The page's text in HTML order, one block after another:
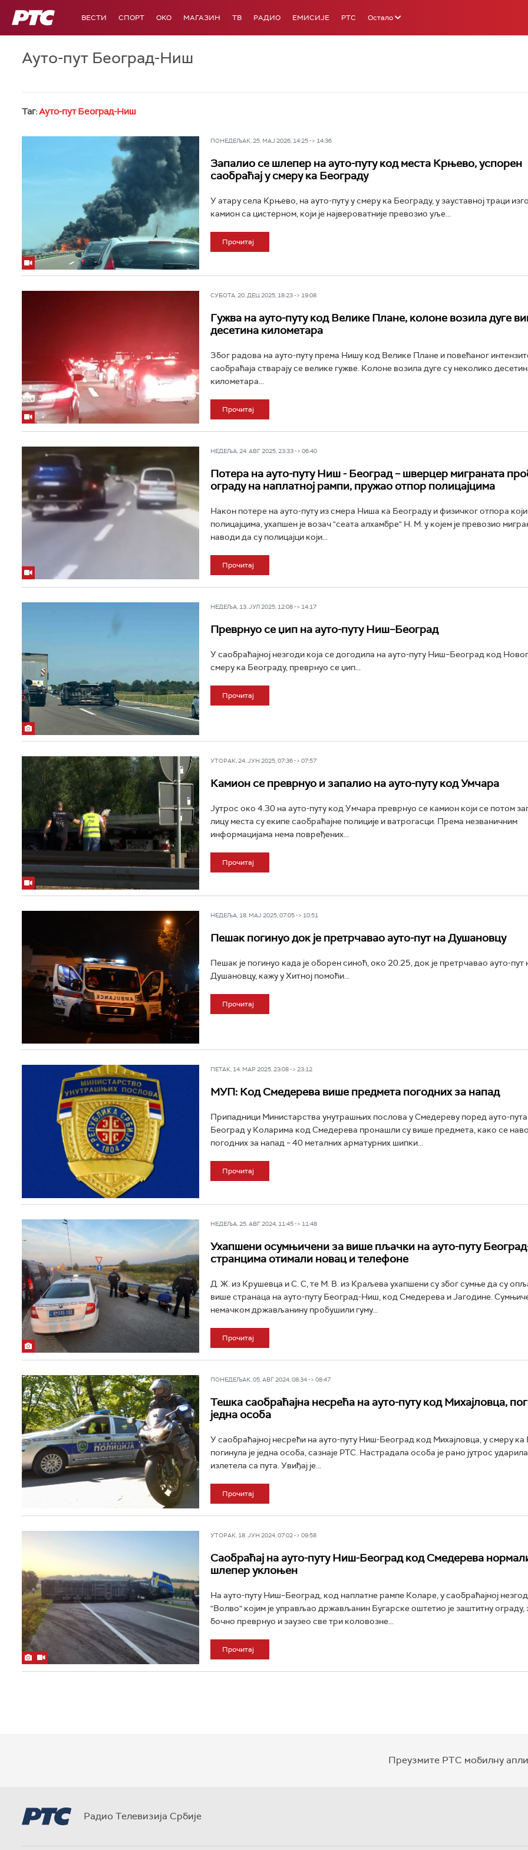
РТС ВЕСТИ СПОРТ OKO МАГАЗИН ТВ РАДИО ЕМИСИЈЕ РТС Остало
Ауто-пут Београд-Ниш
Таг:Ауто-пут Београд-Ниш
ПОНЕДЕЉАК, 25. МАЈ 2026, 14:25 -> 14:36
Запалио се шлепер на ауто-путу код места Крњево, успорен
саобраћај у смеру ка Београду
У атару села Крњево, на ауто-путу у смеру ка Београду, у зауставној траци
камион са цистерном, који је највероватније превозио уље...
Прочитај
СУБОТА, 20. ДЕЦ 2025, 18:23 -> 19:08
Гужва на ауто-путу код Велике Плане, колоне возила дуге
десетина километара
Због радова на ауто-путу према Нишу код Велике Плане и повећаног
саобраћаја стварају се велике гужве. Колоне возила дуге су неколико
километара...
Прочитај
НЕДЕЉА, 24. АВГ 2025, 23:33 -> 06:40
Потера на ауто-путу Ниш - Београд – шверцер миграната
ограду на наплатној рампи, пружао отпор полицајцима
Након потере на ауто-путу из смера Ниша ка Београду и физичког отпора који
полицајцима, ухапшен је возач "сеата алхамбре" Н. М. у којем је превозио
наводи да су полицајци који...
Прочитај
НЕДЕЉА, 13. ЈУЛ 2025, 12:08 -> 14:17
Преврнуо се џип на ауто-путу Ниш–Београд
У саобраћајној незгоди која се догодила на ауто-путу Ниш–Београд код
смеру ка Београду, преврнуо се џип...
Прочитај
УТОРАК, 24. ЈУН 2025, 07:36 -> 07:57
Камион се преврнуо и запалио на ауто-путу код Умчара
Јутрос око 4.30 на ауто-путу код Умчара преврнуо се камион који се потом
лицу места су екипе саобраћајне полиције и ватрогасци. Према незваничним
информацијама нема повређених...
Прочитај
НЕДЕЉА, 18. МАЈ 2025, 07:05 -> 10:51
Пешак погинуо док је претрчавао ауто-пут на Душановцу
Пешак је погинуо када је оборен синоћ, око 20.25, док је претрчавао ауто-пут
Душановцу, кажу у Хитној помоћи...
Прочитај
ПЕТАК, 14. МАР 2025, 23:08 -> 23:12
МУП: Код Смедерева више предмета погодних за напад
Припадници Министарства унутрашњих послова у Смедереву поред ауто-
Београд у Коларима код Смедерева пронашли су више предмета, како се
погодних за напад – 40 металних арматурних шипки...
Прочитај
НЕДЕЉА, 25. АВГ 2024, 11:45 -> 11:48
Ухапшени осумњичени за више пљачки на ауто-путу
странцима отимали новац и телефоне
Д. Ж. из Крушевца и С. С, те М. В. из Краљева ухапшени су због сумње да су
више странаца на ауто-путу Београд-Ниш, код Смедерева и Јагодине.
немачком држављанину пробушили гуму...
Прочитај
ПОНЕДЕЉАК, 05. АВГ 2024, 08:34 -> 08:47
Тешка саобраћајна несрећа на ауто-путу код Михајловца,
једна особа
У саобраћајној несрећи на ауто-путу Ниш-Београд код Михајловца, у смеру ка
погинула је једна особа, сазнаје РТС. Настрадала особа је рано јутрос
излетела са пута. Увиђај је...
Прочитај
УТОРАК, 18. ЈУН 2024, 07:02 -> 09:58
Саобраћај на ауто-путу Ниш-Београд код Смедерева
шлепер уклоњен
На ауто-путу Ниш–Београд, код наплатне рампе Коларе, у саобраћајној
"Волво" којим је управљао држављанин Бугарске оштетио је заштитну ограду,
бочно преврнуо и заузео све три коловозне...
Прочитај
Преузмите РТС мобилну
Радио Телевизија Србије